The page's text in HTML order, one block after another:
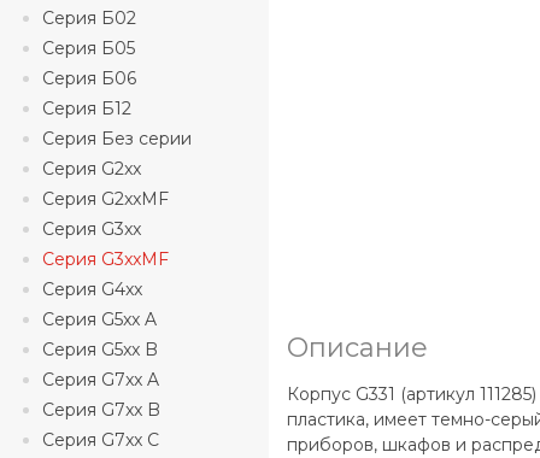
Серия Б02
Серия Б05
Серия Б06
Серия Б12
Серия Без серии
Серия G2xx
Серия G2xxMF
Серия G3xx
Серия G3xxMF
Серия G4xx
Серия G5xx A
Серия G5xx B
Серия G7xx A
Серия G7xx B
Серия G7xx C
Описание
Корпус G331 (артикул
пластика, имеет темно-
приборов, шкафов и